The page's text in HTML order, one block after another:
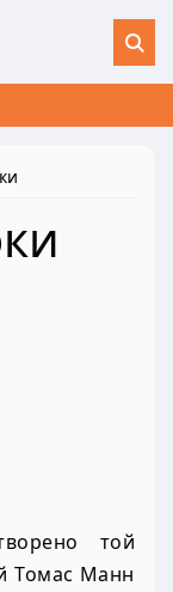
той
Томас Манн